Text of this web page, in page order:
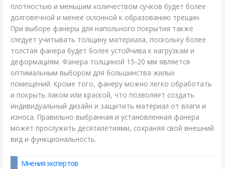
плотностью и меньшим количеством сучков будет более
долговечной и менее склонной к образованию трещин.
При выборе фанеры для напольного покрытия также
следует учитывать толщину материала, поскольку более
толстая фанера будет более устойчива к нагрузкам и
деформациям. Фанера толщиной 15-20 мм является
оптимальным выбором для большинства жилых
помещений. Кроме того, фанеру можно легко обработать
и покрыть лаком или краской, что позволяет создать
индивидуальный дизайн и защитить материал от влаги и
износа. Правильно выбранная и установленная фанера
может прослужить десятилетиями, сохраняя свой внешний
вид и функциональность.
Мнения экспертов